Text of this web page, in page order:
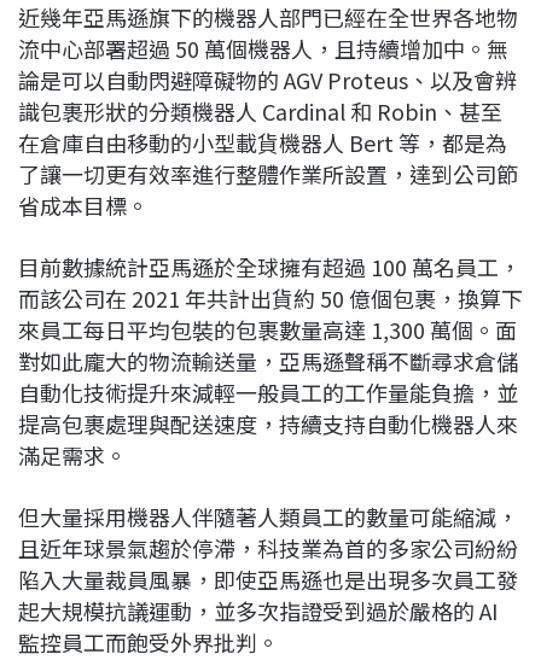
近幾年亞馬遜旗下的機器人部門已經在全世界各地物
流中心部署超過 50 萬個機器人，且持續增加中。無
論是可以自動閃避障礙物的 AGV Proteus、以及會辨
識包裹形狀的分類機器人 Cardinal 和 Robin、甚至
在倉庫自由移動的小型載貨機器人 Bert 等，都是為
了讓一切更有效率進行整體作業所設置，達到公司節
省成本目標。
目前數據統計亞馬遜於全球擁有超過 100 萬名員工，
而該公司在 2021 年共計出貨約 50 億個包裹，換算下
來員工每日平均包裝的包裹數量高達 1,300 萬個。面
對如此龐大的物流輸送量，亞馬遜聲稱不斷尋求倉儲
自動化技術提升來減輕一般員工的工作量能負擔，並
提高包裹處理與配送速度，持續支持自動化機器人來
滿足需求。
但大量採用機器人伴隨著人類員工的數量可能縮減，
且近年球景氣趨於停滯，科技業為首的多家公司紛紛
陷入大量裁員風暴，即使亞馬遜也是出現多次員工發
起大規模抗議運動，並多次指證受到過於嚴格的 AI
監控員工而飽受外界批判。